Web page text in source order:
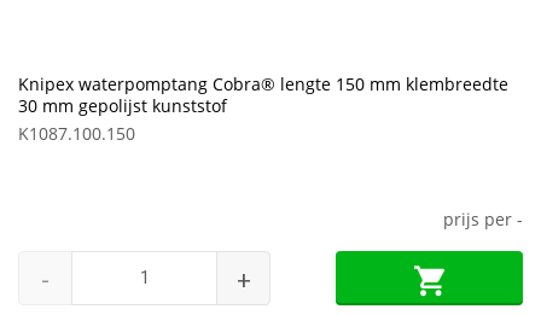
Knipex waterpomptang Cobra® lengte 150 mm klembreedte
30 mm gepolijst kunststof
K1087.100.150
prijs per -
- +